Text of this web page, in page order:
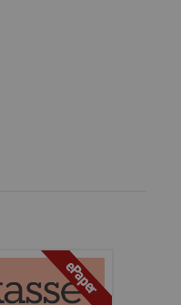
ePaper